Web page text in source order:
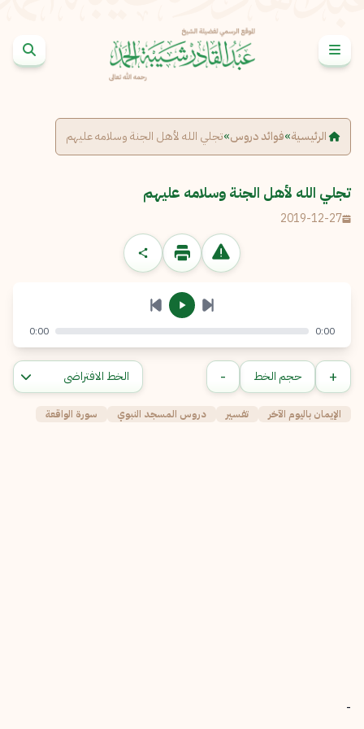
الرئيسية»فوائد دروس»تجلي الله لأهل الجنة وسلامه عليهم
تجلي الله لأهل الجنة وسلامه عليهم
2019-12-27
الإبلاغ عن مشكلة
الرسالة
إرسال إلغاء
0:00
0:00
+ حجم الخط -
الإيمان باليوم الآخر تفسير دروس المسجد النبوي سورة الواقعة
-